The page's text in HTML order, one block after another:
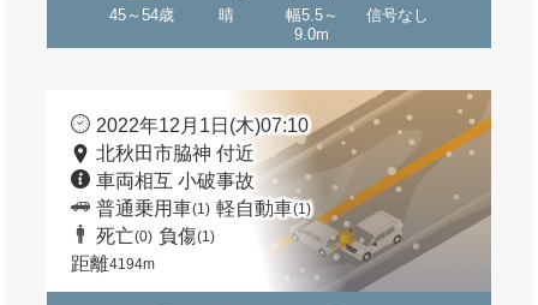
45～54歳 晴
幅5.5～
9.0m
信号なし
2022年12月1日(木)07:10
北秋田市脇神 付近
車両相互 小破事故
普通乗用車(1) 軽自動車(1)
死亡(0) 負傷(1)
距離4194m